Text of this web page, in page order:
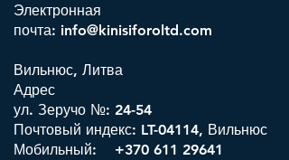
Электронная
почта: info@kinisiforoltd.com
Вильнюс, Литва
Адрес
ул. Зеручо №: 24-54
Почтовый индекс: LT-04114, Вильнюс
Мобильный: +370 611 29641